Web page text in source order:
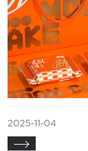
2025-11-04
